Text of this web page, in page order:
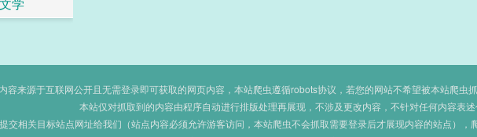
容来源于互联网公开且无需登录即可获取的网页内容，本站爬虫遵循robots协议，若您的网站不希望被本站爬虫
本站仅对抓取到的内容由程序自动进行排版处理再展现，不涉及更改内容，不针对任何内容表述
交相关目标站点网址给我们（站点内容必须允许游客访问，本站爬虫不会抓取需要登录后才展现内容的站点），